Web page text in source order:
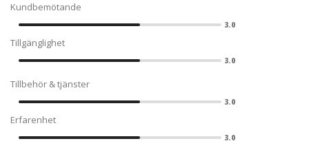
Kundbemötande
3.0
Tillgänglighet
3.0
Tillbehör & tjänster
3.0
Erfarenhet
3.0